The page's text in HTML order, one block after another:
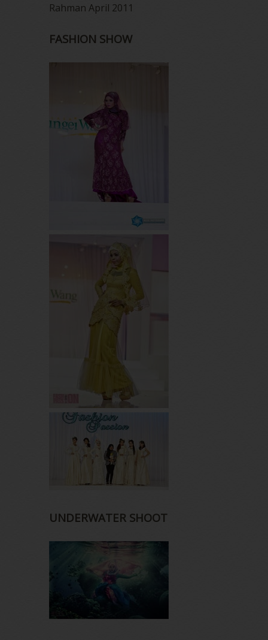
Rahman April 2011
FASHION SHOW
UNDERWATER SHOOT